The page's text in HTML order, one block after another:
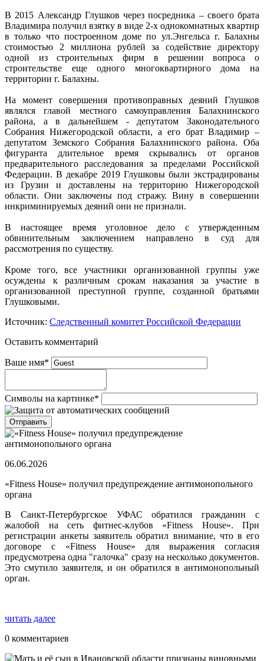
В 2015 Александр Глушков через посредника – своего брата
Владимира получил взятку в виде 2-х однокомнатных квартир
в только что построенном доме по ул.Энгельса г. Балахны
стоимостью 2 миллиона рублей за содействие директору
одной из строительных фирм в решении вопроса о
строительстве еще одного многоквартирного дома на
территории г. Балахны.
На момент совершения противоправных деяний Глушков
являлся главой местного самоуправления Балахнинского
района, а в дальнейшем - депутатом Законодательного
Собрания Нижегородской области, а его брат Владимир –
депутатом Земского Собрания Балахнинского района. Оба
фигуранта длительное время скрывались от органов
предварительного расследования за пределами Российской
Федерации. В декабре 2019 Глушковы были экстрадированы
из Грузии и доставлены на территорию Нижегородской
области. Они заключены под стражу. Вину в совершении
инкриминируемых деяний они не признали.
В настоящее время уголовное дело с утвержденным
обвинительным заключением направлено в суд для
рассмотрения по существу.
Кроме того, все участники организованной группы уже
осуждены к различным срокам наказания за участие в
организованной преступной группе, созданной братьями
Глушковыми.
Источник: Следственный комитет Российской Федерации
Оставить комментарий
Ваше имя*
Символы на картинке*
06.06.2026
«Fitness House» получил предупреждение антимонопольного
органа
В Санкт-Петербургское УФАС обратился гражданин с
жалобой на сеть фитнес-клубов «Fitness House». При
регистрации анкеты заявитель обратил внимание, что в его
договоре с «Fitness House» для выражения согласия
предусмотрена одна "галочка" сразу на несколько документов.
Это смутило заявителя, и он обратился в антимонопольный
орган.
читать далее
0 комментариев